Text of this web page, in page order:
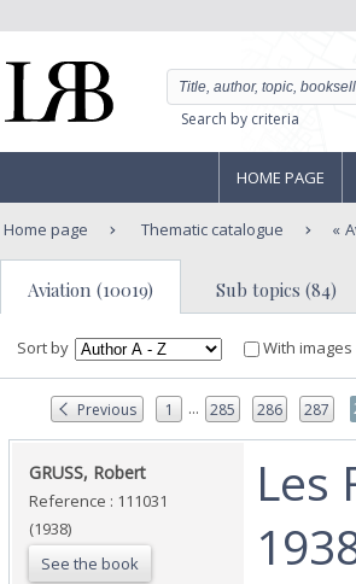
Search by criteria
HOME PAGE
Home page Thematic catalogue
Aviation (10019) Sub topics (84)
Sort by With
Previous 1 ... 285 286 287
‎GRUSS, Robert‎
Reference : 111031
(1938)
See the book
‎Les